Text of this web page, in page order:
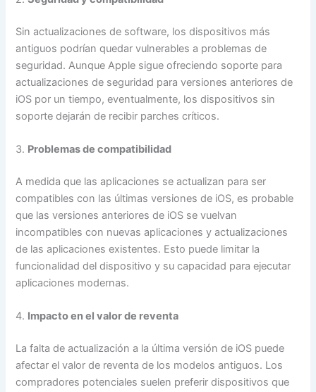
Sin actualizaciones de software, los dispositivos más
antiguos podrían quedar vulnerables a problemas de
seguridad. Aunque Apple sigue ofreciendo soporte para
actualizaciones de seguridad para versiones anteriores de
iOS por un tiempo, eventualmente, los dispositivos sin
soporte dejarán de recibir parches críticos.
3. Problemas de compatibilidad
A medida que las aplicaciones se actualizan para ser
compatibles con las últimas versiones de iOS, es probable
que las versiones anteriores de iOS se vuelvan
incompatibles con nuevas aplicaciones y actualizaciones
de las aplicaciones existentes. Esto puede limitar la
funcionalidad del dispositivo y su capacidad para ejecutar
aplicaciones modernas.
4. Impacto en el valor de reventa
La falta de actualización a la última versión de iOS puede
afectar el valor de reventa de los modelos antiguos. Los
compradores potenciales suelen preferir dispositivos que